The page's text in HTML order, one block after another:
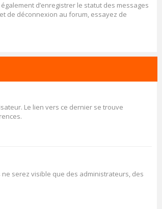
d’enregistrer le statut des messages
de déconnexion au forum, essayez de
Le lien vers ce dernier se trouve
serez visible que des administrateurs, des